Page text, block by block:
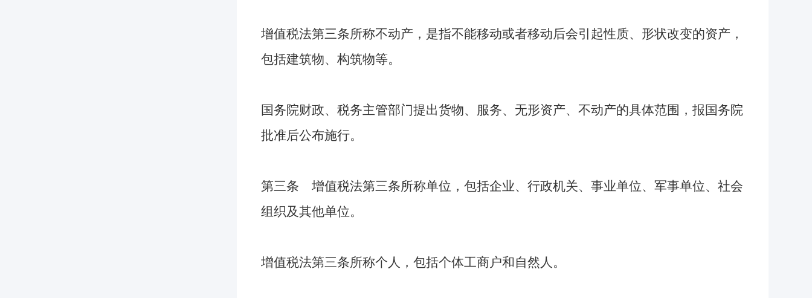
增值税法第三条所称不动产，是指不能移动或者移动后会引起性质、形状改变的资产，
包括建筑物、构筑物等。
国务院财政、税务主管部门提出货物、服务、无形资产、不动产的具体范围，报国务院
批准后公布施行。
第三条 增值税法第三条所称单位，包括企业、行政机关、事业单位、军事单位、社会
组织及其他单位。
增值税法第三条所称个人，包括个体工商户和自然人。